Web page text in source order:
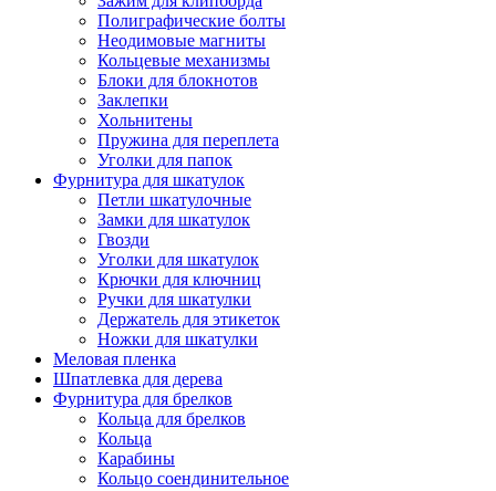
Полиграфические болты
Неодимовые магниты
Кольцевые механизмы
Блоки для блокнотов
Заклепки
Хольнитены
Пружина для переплета
Уголки для папок
Фурнитура для шкатулок
Петли шкатулочные
Замки для шкатулок
Гвозди
Уголки для шкатулок
Крючки для ключниц
Ручки для шкатулки
Держатель для этикеток
Ножки для шкатулки
Меловая пленка
Шпатлевка для дерева
Фурнитура для брелков
Кольца для брелков
Кольца
Карабины
Кольцо соендинительное